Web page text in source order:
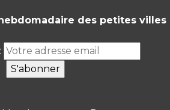
des petites villes